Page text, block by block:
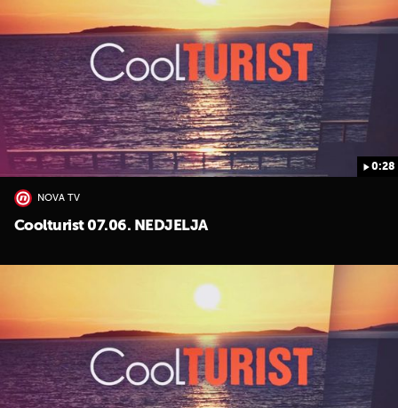
0:28
NOVA TV
Coolturist 07.06. NEDJELJA